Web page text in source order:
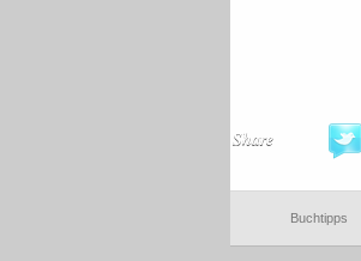
Share
Buchtipps